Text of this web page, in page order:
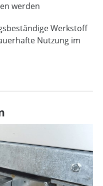
werden
Werkstoff
Nutzung im